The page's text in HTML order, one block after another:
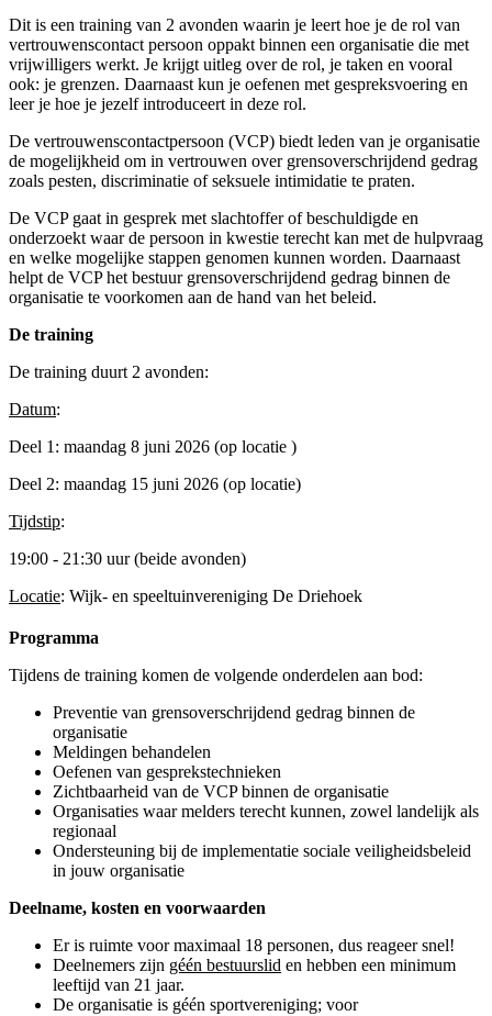
Dit is een training van 2 avonden waarin je leert hoe je de rol van
vertrouwenscontact persoon oppakt binnen een organisatie die met
vrijwilligers werkt. Je krijgt uitleg over de rol, je taken en vooral
ook: je grenzen. Daarnaast kun je oefenen met gespreksvoering en
leer je hoe je jezelf introduceert in deze rol.
De vertrouwenscontactpersoon (VCP) biedt leden van je organisatie
de mogelijkheid om in vertrouwen over grensoverschrijdend gedrag
zoals pesten, discriminatie of seksuele intimidatie te praten.
De VCP gaat in gesprek met slachtoffer of beschuldigde en
onderzoekt waar de persoon in kwestie terecht kan met de hulpvraag
en welke mogelijke stappen genomen kunnen worden. Daarnaast
helpt de VCP het bestuur grensoverschrijdend gedrag binnen de
organisatie te voorkomen aan de hand van het beleid.
De training
De training duurt 2 avonden:
Datum:
Deel 1: maandag 8 juni 2026 (op locatie )
Deel 2: maandag 15 juni 2026 (op locatie)
Tijdstip:
19:00 - 21:30 uur (beide avonden)
Locatie: Wijk- en speeltuinvereniging De Driehoek
Programma
Tijdens de training komen de volgende onderdelen aan bod:
Preventie van grensoverschrijdend gedrag binnen de
organisatie
Meldingen behandelen
Oefenen van gesprekstechnieken
Zichtbaarheid van de VCP binnen de organisatie
Organisaties waar melders terecht kunnen, zowel landelijk als
regionaal
Ondersteuning bij de implementatie sociale veiligheidsbeleid
in jouw organisatie
Deelname, kosten en voorwaarden
Er is ruimte voor maximaal 18 personen, dus reageer snel!
Deelnemers zijn géén bestuurslid en hebben een minimum
leeftijd van 21 jaar.
De organisatie is géén sportvereniging; voor